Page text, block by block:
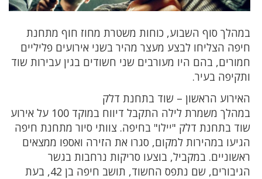
במהלך סוף השבוע, כוחות משטרת מחוז חוף מתחנת
חיפה הצליחו לבצע מעצר מהיר בשני אירועים פליליים
חמורים, בהם היו מעורבים שני חשודים בגין עבירות שוד
ותקיפה בעיר.
האירוע הראשון – שוד בתחנת דלק
במהלך משמרת לילה התקבל דיווח במוקד 100 על אירוע
שוד בתחנת דלק "יילו" בחיפה. צוותי סיור מתחנת חיפה
הגיעו במהירות למקום, סגרו את הזירה ואספו ממצאים
ראשוניים. במקביל, בוצעו סריקות נרחבות בגשר
הגיבורים, שם נתפס החשוד, תושב חיפה בן 42, בעת